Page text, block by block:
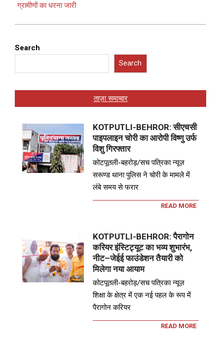
ग्रामीणों का धरना जारी
Search
Search
ताज़ा समाचार
KOTPUTLI-BEHROR: सीएचसी
पाइपलाइन चोरी का आरोपी विष्णु उर्फ
विशु गिरफ्तार
कोटपूतली-बहरोड़/सच पत्रिका न्यूज़
सरूण्ड थाना पुलिस ने चोरी के मामले में
लंबे समय से फरार
READ MORE
KOTPUTLI-BEHROR: पैरागोन
करियर इंस्टिट्यूट का भव्य शुभारंभ,
नीट–जेईई फाउंडेशन तैयारी को
मिलेगा नया आयाम
कोटपूतली-बहरोड़/सच पत्रिका न्यूज़
शिक्षा के क्षेत्र में एक नई पहल के रूप में
पैरागोन करियर
READ MORE